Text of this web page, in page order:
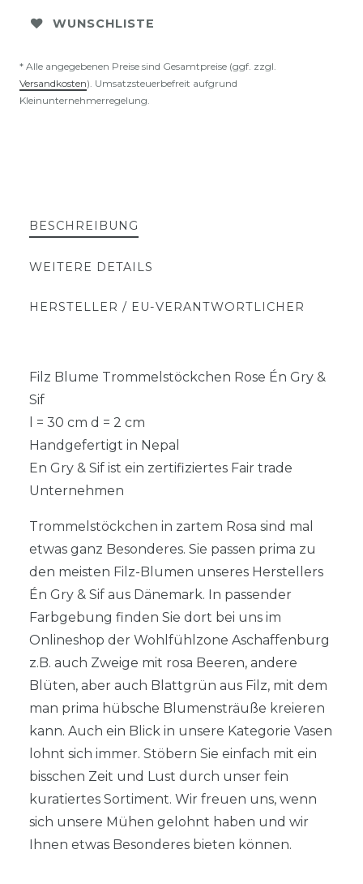
WUNSCHLISTE
* Alle angegebenen Preise sind Gesamtpreise (ggf. zzgl.
Versandkosten). Umsatzsteuerbefreit aufgrund
Kleinunternehmerregelung.
BESCHREIBUNG
WEITERE DETAILS
HERSTELLER / EU-VERANTWORTLICHER
Filz Blume Trommelstöckchen Rose Én Gry &
Sif
l = 30 cm d = 2 cm
Handgefertigt in Nepal
En Gry & Sif ist ein zertifiziertes Fair trade
Unternehmen
Trommelstöckchen in zartem Rosa sind mal
etwas ganz Besonderes. Sie passen prima zu
den meisten Filz-Blumen unseres Herstellers
Én Gry & Sif aus Dänemark. In passender
Farbgebung finden Sie dort bei uns im
Onlineshop der Wohlfühlzone Aschaffenburg
z.B. auch Zweige mit rosa Beeren, andere
Blüten, aber auch Blattgrün aus Filz, mit dem
man prima hübsche Blumensträuße kreieren
kann. Auch ein Blick in unsere Kategorie Vasen
lohnt sich immer. Stöbern Sie einfach mit ein
bisschen Zeit und Lust durch unser fein
kuratiertes Sortiment. Wir freuen uns, wenn
sich unsere Mühen gelohnt haben und wir
Ihnen etwas Besonderes bieten können.